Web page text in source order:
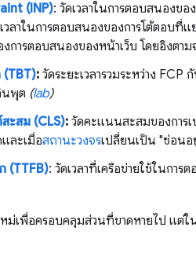
(INP): วัดเวลาในการตอบสนองข
ลาในการตอบสนองของการโต้ตอบที่
การตอบสนองของหน้าเว็บ โดยอิงตาม
(TBT): วัดระยะเวลารวมระหว่าง
นพุต (lab)
ะสม (CLS): วัดคะแนนสะสมของการ
ละเมื่อสถานะวงจรเปลี่ยนเป็น "ซ่อนอ
(TTFB): วัดเวลาที่เครือข่ายใช้ในกา
หม่เพื่อครอบคลุมส่วนที่ขาดหายไป แ